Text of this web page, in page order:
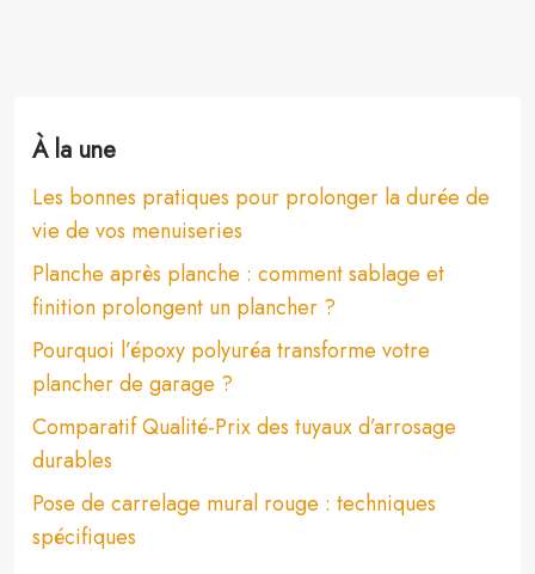
À la une
Les bonnes pratiques pour prolonger la durée de
vie de vos menuiseries
Planche après planche : comment sablage et
finition prolongent un plancher ?
Pourquoi l’époxy polyuréa transforme votre
plancher de garage ?
Comparatif Qualité-Prix des tuyaux d’arrosage
durables
Pose de carrelage mural rouge : techniques
spécifiques